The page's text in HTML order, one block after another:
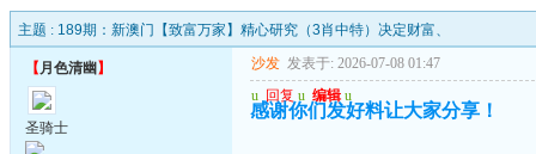
主题 : 189期：新澳门【致富万家】精心研究（3肖中特）决定财富、
【月色清幽 】
圣骑士
沙发 发表于: 2026-07-08 01:47
u 回复 u 编辑 u
感谢你们发好料让大家分享！